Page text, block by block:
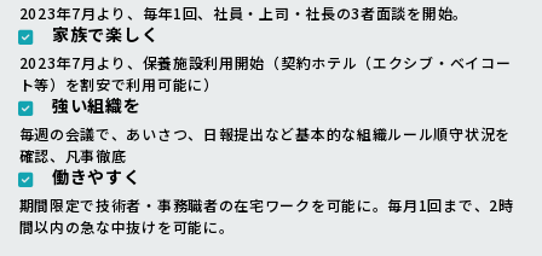
2023年7月より、毎年1回、社員・上司・社長の3者面談を開始。
家族で楽しく
2023年7月より、保養施設利用開始（契約ホテル（エクシブ・ベイコー
ト等）を割安で利用可能に）
強い組織を
毎週の会議で、あいさつ、日報提出など基本的な組織ルール順守状況を
確認、凡事徹底
働きやすく
期間限定で技術者・事務職者の在宅ワークを可能に。毎月1回まで、2時
間以内の急な中抜けを可能に。